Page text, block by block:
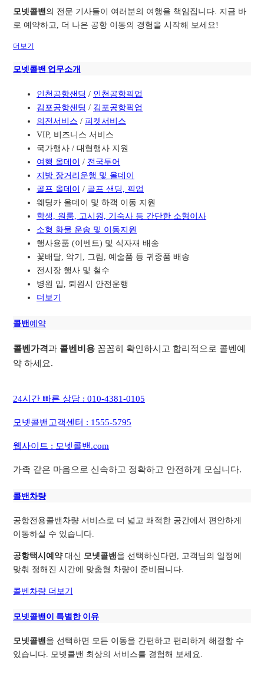
모넷콜밴 의 전문 기사들이 여러분의 여행을 책임집니다. 지금 바
로 예약하고, 더 나은 공항 이동의 경험을 시작해 보세요!
더보기
모넷콜밴 업무소개
인천공항샌딩 / 인천공항픽업
김포공항샌딩 / 김포공항픽업
의전서비스 /피켓서비스
VIP, 비즈니스 서비스
국가행사 / 대형행사 지원
여행 올데이 / 전국투어
지방 장거리운행 및 올데이
골프 올데이 / 골프 샌딩, 픽업
웨딩카 올데이 및 하객 이동 지원
학생, 원룸, 고시원, 기숙사 등 간단한 소형이사
소형 화물 운송 및 이동지원
행사용품 (이벤트) 및 식자재 배송
꽃배달, 악기, 그림, 예술품 등 귀중품 배송
전시장 행사 및 철수
병원 입, 퇴원시 안전운행
더보기
콜밴예약
콜벤가격과 콜벤비용 꼼꼼히 확인하시고 합리적으로 콜벤예
약 하세요.
24시간 빠른 상담 : 010-4381-0105
모넷콜밴고객센터 : 1555-5795
웹사이트 : 모넷콜밴.com
가족 같은 마음으로 신속하고 정확하고 안전하게 모십니다.
콜밴차량
공항전용콜밴차량 서비스로 더 넓고 쾌적한 공간에서 편안하게
이동하실 수 있습니다.
공항택시예약대신 모넷콜밴 을 선택하신다면, 고객님의 일정에
맞춰 정해진 시간에 맞춤형 차량이 준비됩니다.
콜벤차량 더보기
모넷콜밴이 특별한 이유
모넷콜밴 을 선택하면 모든 이동을 간편하고 편리하게 해결할 수
있습니다. 모넷콜밴 최상의 서비스를 경험해 보세요.